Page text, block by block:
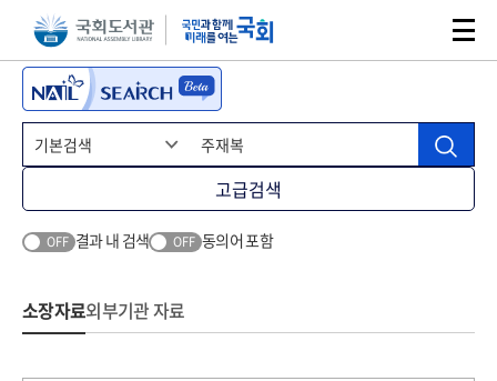
본문 바로가기주메뉴 바로가기
고급검색
OFF 결과 내 검색 OFF 동의어 포함
소장자료외부기관 자료